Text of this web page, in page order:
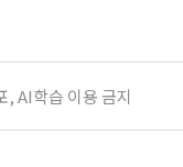
AI학습 이용 금지